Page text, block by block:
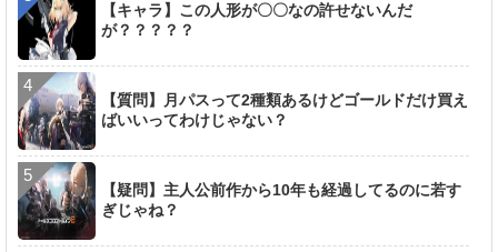
【キャラ】この人形が〇〇なの許せないんだ
が？？？？？
【質問】月パスって2種類あるけどゴールドだけ買え
ばいいってわけじゃない？
【疑問】主人公前作から10年も経過してるのに若す
ぎじゃね？